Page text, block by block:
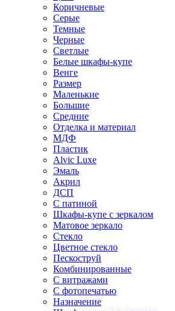
Коричневые
Серые
Темные
Черные
Светлые
Белые шкафы-купе
Венге
Размер
Маленькие
Большие
Средние
Отделка и материал
МДФ
Пластик
Alvic Luxe
Эмаль
Акрил
ДСП
С патиной
Шкафы-купе с зеркалом
Матовое зеркало
Стекло
Цветное стекло
Пескоструй
Комбинированные
С витражами
С фотопечатью
Назначение